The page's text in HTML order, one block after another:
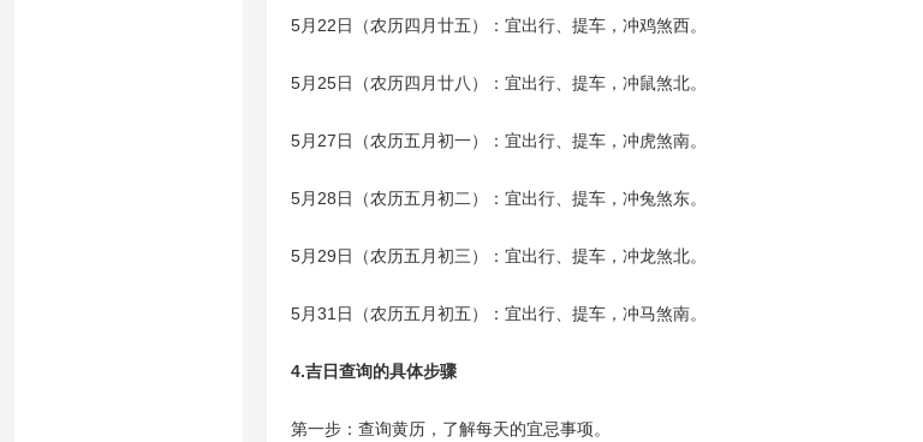
5月22日（农历四月廿五）：宜出行、提车，冲鸡煞西。
5月25日（农历四月廿八）：宜出行、提车，冲鼠煞北。
5月27日（农历五月初一）：宜出行、提车，冲虎煞南。
5月28日（农历五月初二）：宜出行、提车，冲兔煞东。
5月29日（农历五月初三）：宜出行、提车，冲龙煞北。
5月31日（农历五月初五）：宜出行、提车，冲马煞南。
4.吉日查询的具体步骤
第一步：查询黄历，了解每天的宜忌事项。